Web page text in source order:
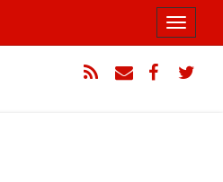
Toggle